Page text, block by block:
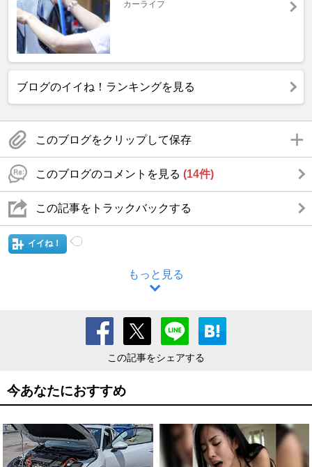
カーライフ
ブログのイイね！ランキングを見る
このブログをクリップして保存
このブログのコメントを見る (14件)
この記事をトラックバックする
イイね！
もっと見る
この記事をシェアする
今あなたにおすすめ